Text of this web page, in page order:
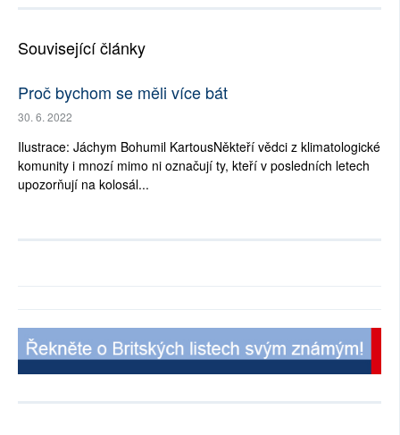
Související články
Proč bychom se měli více bát
30. 6. 2022
Ilustrace: Jáchym Bohumil KartousNěkteří vědci z klimatologické
komunity i mnozí mimo ni označují ty, kteří v posledních letech
upozorňují na kolosál...